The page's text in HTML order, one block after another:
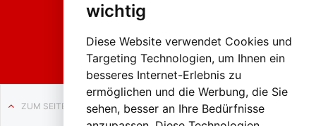
wichtig
Diese Website verwendet Cookies und
Targeting Technologien, um Ihnen ein
besseres Internet-Erlebnis zu
ermöglichen und die Werbung, die Sie
sehen, besser an Ihre Bedürfnisse
Liezen
ZUM SEITENANFANG